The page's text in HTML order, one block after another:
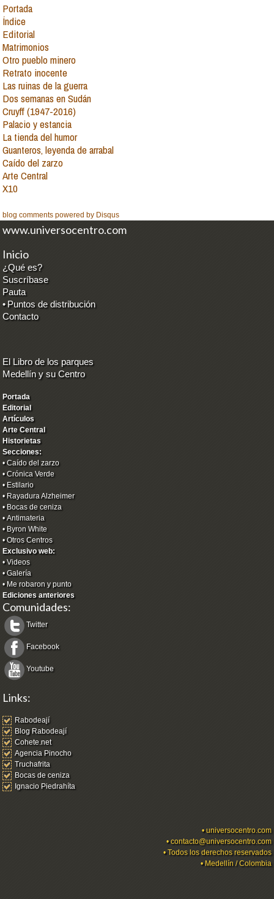
Portada
Índice
Editorial
Matrimonios
Otro pueblo minero
Retrato inocente
Las ruinas de la guerra
Dos semanas en Sudán
Cruyff (1947-2016)
Palacio y estancia
La tienda del humor
Guanteros, leyenda de arrabal
Caído del zarzo
Arte Central
X10
blog comments powered by Disqus
www.universocentro.com
Inicio
¿Qué es?
Suscríbase
Pauta
• Puntos de distribución
Contacto
El Libro de los parques
Medellín y su Centro
Portada
Editorial
Artículos
Arte Central
Historietas
Secciones:
•Caído del zarzo
•Crónica Verde
•Estilario
•Rayadura Alzheimer
•Bocas de ceniza
•Antimateria
•Byron White
•Otros Centros
Exclusivo web:
•Videos
•Galería
•Me robaron y punto
Ediciones anteriores
Comunidades:
Twitter
Facebook
Youtube
Links:
Rabodeají
Blog Rabodeají
Cohete.net
Agencia Pinocho
Truchafrita
Bocas de ceniza
Ignacio Piedrahíta
•universocentro.com
•contacto@universocentro.com
• Todos los derechos reservados
• Medellín / Colombia